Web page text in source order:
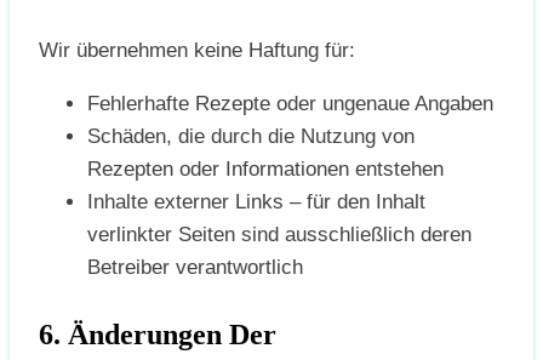
Wir übernehmen keine Haftung für:
Fehlerhafte Rezepte oder ungenaue Angaben
Schäden, die durch die Nutzung von
Rezepten oder Informationen entstehen
Inhalte externer Links – für den Inhalt
verlinkter Seiten sind ausschließlich deren
Betreiber verantwortlich
6. Änderungen Der